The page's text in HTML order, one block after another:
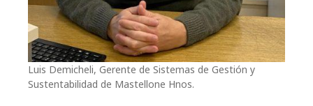
Luis Demicheli, Gerente de Sistemas de Gestión y
Sustentabilidad de Mastellone Hnos.